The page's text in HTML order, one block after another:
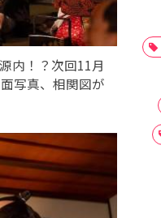
内！？次回11月
写真、相関図が